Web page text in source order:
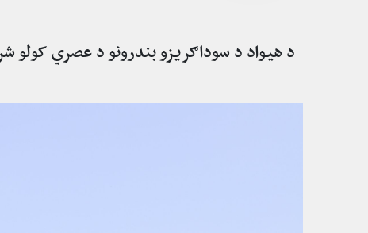
د هیواد د سوداګریزو بندرونو د عصري کولو